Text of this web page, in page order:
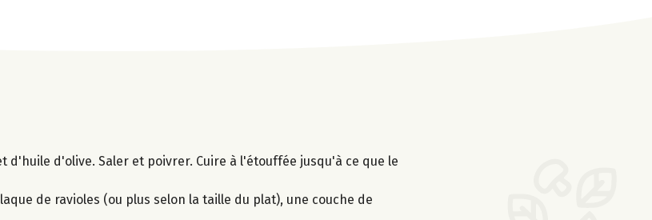
d'olive. Saler et poivrer. Cuire à l'étouffée jusqu'à ce que le
de ravioles (ou plus selon la taille du plat), une couche de